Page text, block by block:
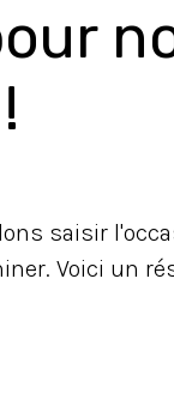
saisir
Voici un